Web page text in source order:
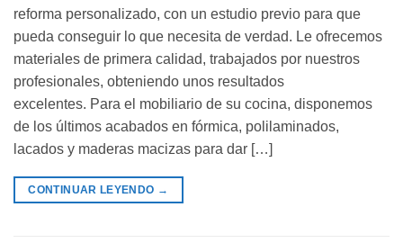
reforma personalizado, con un estudio previo para que
pueda conseguir lo que necesita de verdad. Le ofrecemos
materiales de primera calidad, trabajados por nuestros
profesionales, obteniendo unos resultados
excelentes. Para el mobiliario de su cocina, disponemos
de los últimos acabados en fórmica, polilaminados,
lacados y maderas macizas para dar […]
CONTINUAR LEYENDO →